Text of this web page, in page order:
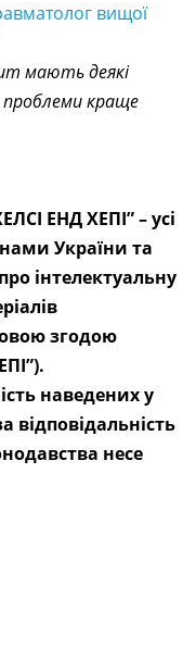
вищої
мають деякі
проблеми краще
ЕНД ХЕПІ” – усі
України та
інтелектуальну
згодою
наведених у
відповідальність
несе